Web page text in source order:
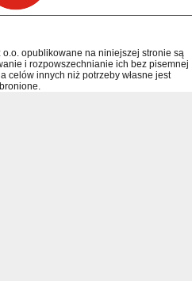
o.o. opublikowane na niniejszej stronie są
i rozpowszechnianie ich bez pisemnej
celów innych niż potrzeby własne jest